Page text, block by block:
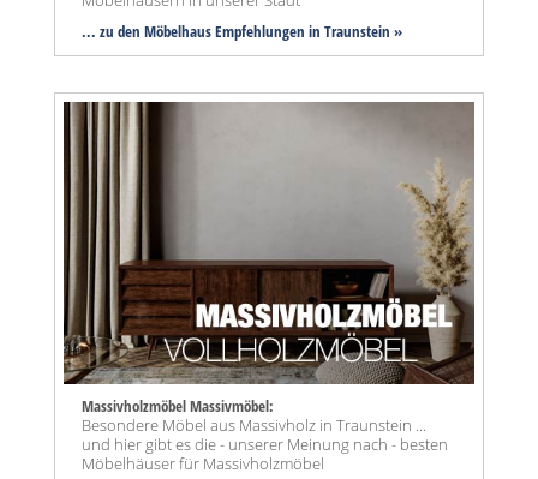
... zu den Möbelhaus Empfehlungen in Traunstein »
Massivholzmöbel Massivmöbel:
Besondere Möbel aus Massivholz in Traunstein ...
und hier gibt es die - unserer Meinung nach - besten
Möbelhäuser für Massivholzmöbel